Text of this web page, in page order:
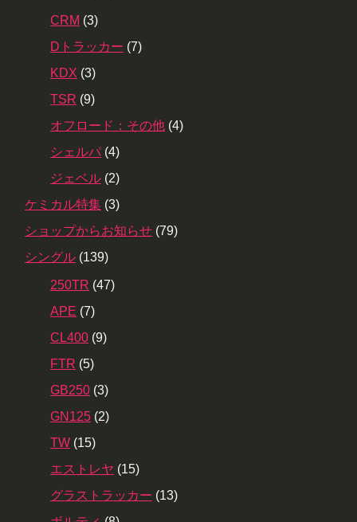
CRM (3)
Dトラッカー (7)
KDX (3)
TSR (9)
オフロード：その他 (4)
シェルパ (4)
ジェベル (2)
ケミカル特集 (3)
ショップからお知らせ (79)
シングル (139)
250TR (47)
APE (7)
CL400 (9)
FTR (5)
GB250 (3)
GN125 (2)
TW (15)
エストレヤ (15)
グラストラッカー (13)